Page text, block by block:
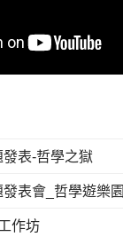
表-哲學之獄
表會_哲學遊樂園
作坊